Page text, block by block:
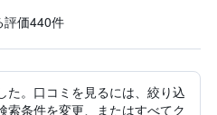
評価440​件
た。口コミを見るには、絞り込
索条件を変更、またはすべてク